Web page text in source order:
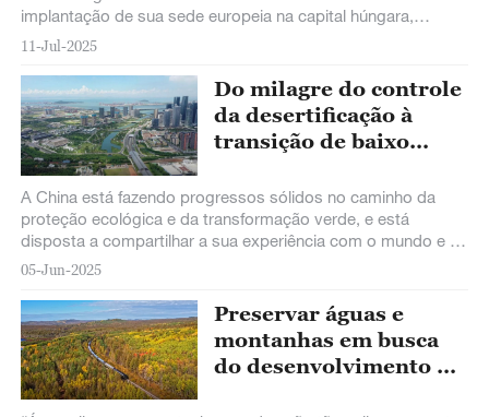
implantação de sua sede europeia na capital húngara,
Budapeste. A nova sede criará um
11-Jul-2025
Do milagre do controle
da desertificação à
transição de baixo
Desenvolvimento
Verde da China
A China está fazendo progressos sólidos no caminho da
proteção ecológica e da transformação verde, e está
disposta a compartilhar a sua experiência com o mundo e a
trabalhar com todos os países para um desenvolvimento
05-Jun-2025
Preservar águas e
montanhas em busca
do desenvolvimento de